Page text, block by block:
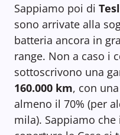
Sappiamo poi di
sono arrivate alla
batteria ancora in
range. Non a caso i
sottoscrivono una
160.000 km, con
almeno il 70% (per
mila). Sappiamo